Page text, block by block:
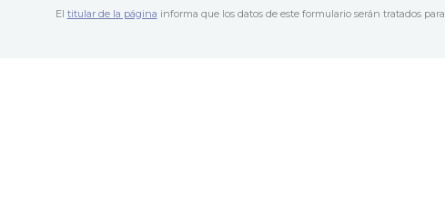
El titular de la página informa que los datos de este formulario serán tratados